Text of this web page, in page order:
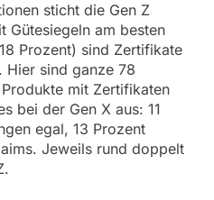
sticht die Gen Z
Gütesiegeln am besten
Prozent) sind Zertifikate
Hier sind ganze 78
mit Zertifikaten
bei der Gen X aus: 11
egal, 13 Prozent
Jeweils rund doppelt